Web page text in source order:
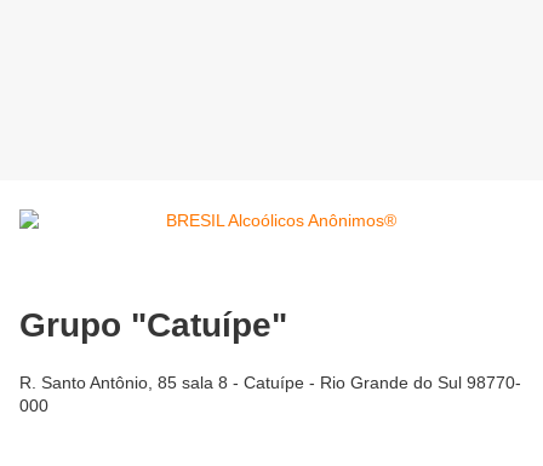
Grupo "Catuípe"
R. Santo Antônio, 85 sala 8 - Catuípe - Rio Grande do Sul 98770-
000